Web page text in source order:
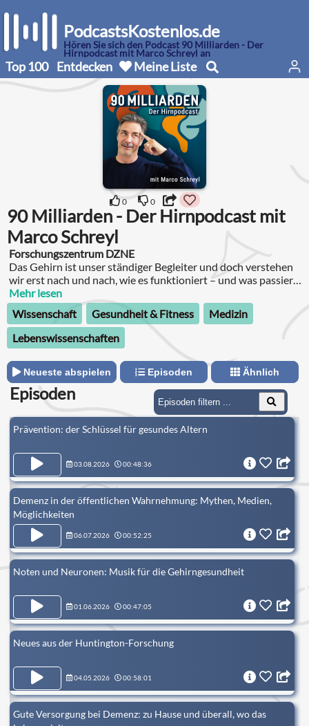
PodcastsKostenlos.de
Hören Sie sich den Podcast 90 Milliarden - Der
Hirnpodcast mit Marco Schreyl an
Top 100 Entdecken Meine Liste
0 0
90 Milliarden - Der Hirnpodcast mit
Marco Schreyl
Forschungszentrum DZNE
Das Gehirn ist unser ständiger Begleiter und doch verstehen
wir erst nach und nach, wie es funktioniert – und was passiert,
wenn es erkrankt.
Mehr lesen
Wissenschaft
Gesundheit & Fitness
Medizin
Lebenswissenschaften
Neueste abspielen Episoden Ähnlich
Episoden
Prävention: der Schlüssel für gesundes Altern
03.08.2026 00:48:36
Demenz in der öffentlichen Wahrnehmung: Mythen, Medien,
Möglichkeiten
06.07.2026 00:52:25
Noten und Neuronen: Musik für die Gehirngesundheit
01.06.2026 00:47:05
Neues aus der Huntington-Forschung
04.05.2026 00:58:01
Gute Versorgung bei Demenz: zu Hause und überall, wo das